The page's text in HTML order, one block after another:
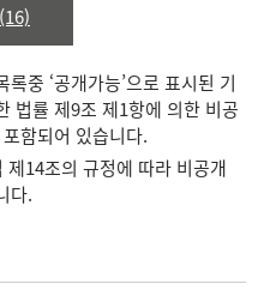
중 ‘공개가능’으로 표시된 기
법률 제9조 제1항에 의한 비공
함되어 있습니다.
14조의 규정에 따라 비공개
다.